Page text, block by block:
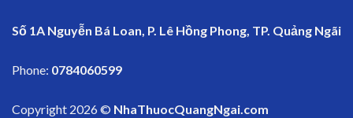
Số 1A Nguyễn Bá Loan, P. Lê Hồng Phong, TP. Quảng Ngãi
Phone: 0784060599
Copyright 2026 © NhaThuocQuangNgai.com